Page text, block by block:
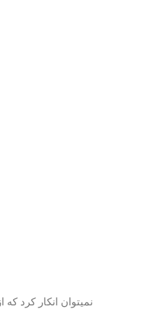
نمی‎توان انکار کرد که از